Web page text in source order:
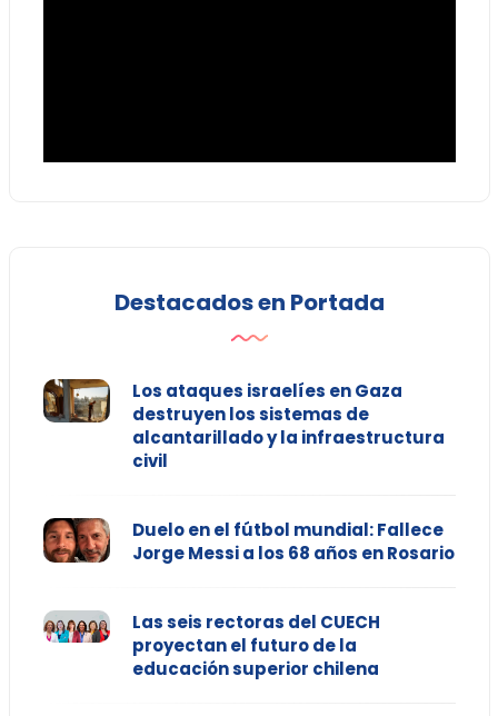
Destacados en Portada
Los ataques israelíes en Gaza
destruyen los sistemas de
alcantarillado y la infraestructura
civil
Duelo en el fútbol mundial: Fallece
Jorge Messi a los 68 años en Rosario
Las seis rectoras del CUECH
proyectan el futuro de la
educación superior chilena